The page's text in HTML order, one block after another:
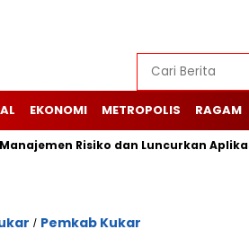
EKONOMI METROPOLIS RAGAM
Risiko dan Luncurkan
/ Pemkab Kukar